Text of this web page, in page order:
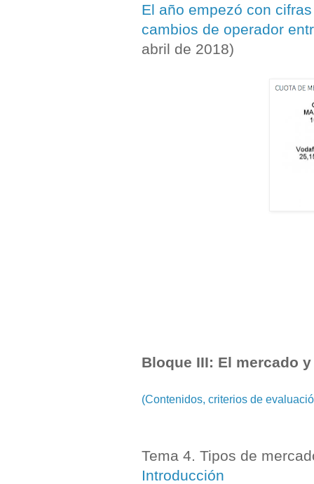
El año empezó con
cambios de operador
abril de 2018)
Bloque III: El mercado
(Contenidos, criterios de
Tema 4. Tipos de
Introducción